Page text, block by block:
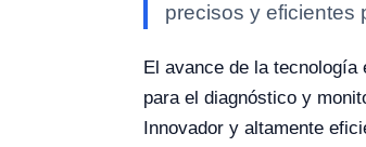
precisos y eficientes
El avance de la
para el diagnóstico y
Innovador y altamente